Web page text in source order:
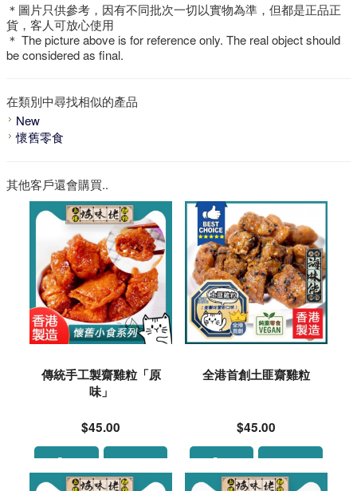
＊圖片只供參考，因有不同批次一切以實物為準，但都是正品正
貨，客人可放心使用
＊ The picture above is for reference only. The real object should
be considered as final.
在類別中尋找相似的產品
New
懷舊零食
其他客戶還會購買..
傳統手工製齋雞粒「原
味」
$45.00
全港首創土匪齋雞粒
$45.00